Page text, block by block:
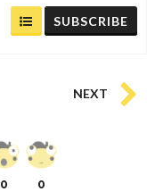
SUBSCRIBE
NEXT
0 0